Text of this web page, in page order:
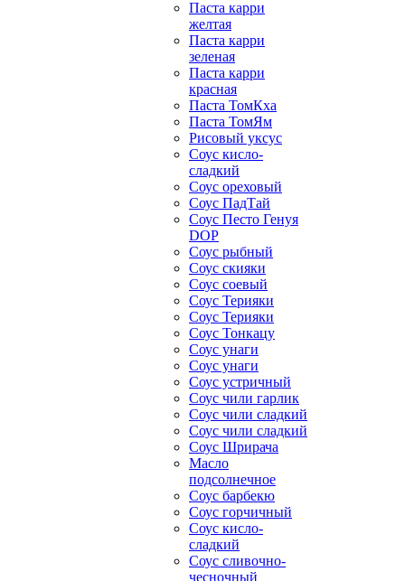
Паста карри
желтая
Паста карри
зеленая
Паста карри
красная
Паста ТомКха
Паста ТомЯм
Рисовый уксус
Соус кисло-
сладкий
Соус ореховый
Соус ПадТай
Соус Песто Генуя
DOP
Соус рыбный
Соус скияки
Соус соевый
Соус Терияки
Соус Терияки
Соус Тонкацу
Соус унаги
Соус унаги
Соус устричный
Соус чили гарлик
Соус чили сладкий
Соус чили сладкий
Соус Шрирача
Масло
подсолнечное
Соус барбекю
Соус горчичный
Соус кисло-
сладкий
Соус сливочно-
чесночный